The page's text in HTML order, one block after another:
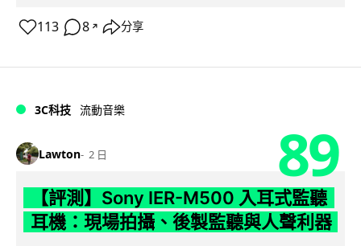
113 8 ↗ 分享
3C科技 流動音樂
Lawton 2 日 89
【評測】Sony IER-M500 入耳式監聽
耳機：現場拍攝、後製監聽與人聲利器